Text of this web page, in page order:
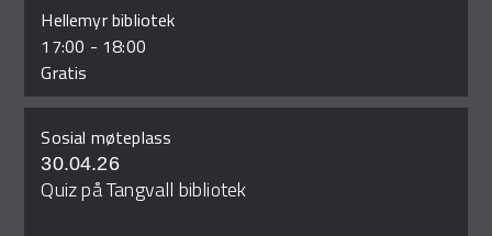
Hellemyr bibliotek
17:00 - 18:00
Gratis
Sosial møteplass
30.04.26
Quiz på Tangvall bibliotek